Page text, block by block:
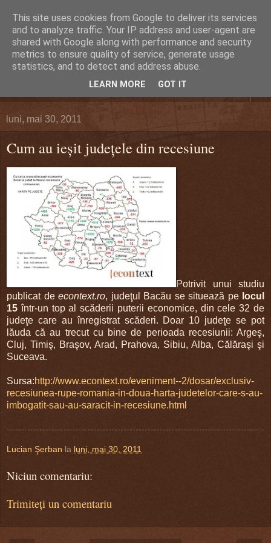
DEFERLĂRI
Despre şi pentru Bacău. Totul la obiect.
luni, mai 30, 2011
Cum au ieşit judeţele din recesiune
Potrivit unui studiu
publicat de econtext.ro, judeţul Bacău se situează pe locul
15 într-un top al scăderii puterii economice, din cele 32 de
judeţe care au înregistrat scăderi. Doar 10 judeţe se pot
lăuda că au trecut cu bine de perioada recesiunii: Argeş,
Cluj, Timiş, Braşov, Arad, Prahova, Sibiu, Alba, Călăraşi şi
Suceava.
Sursa:http://www.econtext.ro/eveniment--2/dosar/exclusiv-
recesiunea-rupe-romania-in-doua-harta-judetelor-care-s-au-
imbogatit-sau-au-saracit-in-recesiune.html
Lucian Şerban la luni, mai 30, 2011
Niciun comentariu:
Trimiteți un comentariu
This site uses cookies from Google to deliver its services
and to analyze traffic. Your IP address and user-agent are
shared with Google along with performance and security
metrics to ensure quality of service, generate usage
statistics, and to detect and address abuse.
LEARN MORE GOT IT